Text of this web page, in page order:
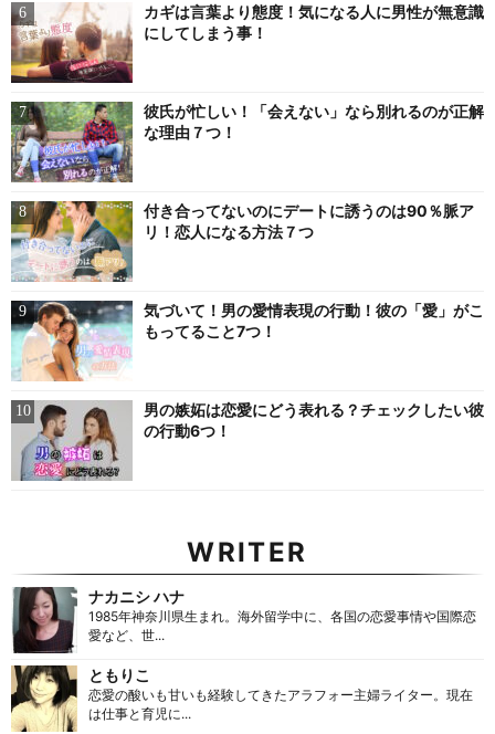
カギは言葉より態度！気になる人に男性が無意識
にしてしまう事！
彼氏が忙しい！「会えない」なら別れるのが正解
な理由７つ！
付き合ってないのにデートに誘うのは90％脈ア
リ！恋人になる方法７つ
気づいて！男の愛情表現の行動！彼の「愛」がこ
もってること7つ！
男の嫉妬は恋愛にどう表れる？チェックしたい彼
の行動6つ！
WRITER
ナカニシ ハナ
1985年神奈川県生まれ。海外留学中に、各国の恋愛事情や国際恋
愛など、世...
ともりこ
恋愛の酸いも甘いも経験してきたアラフォー主婦ライター。現在
は仕事と育児に...